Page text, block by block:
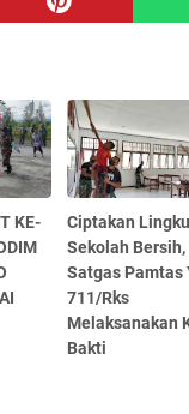
KE-
Ciptakan
Sekolah Bersih,
Satgas Pamtas
711/Rks
Melaksanakan
Bakti